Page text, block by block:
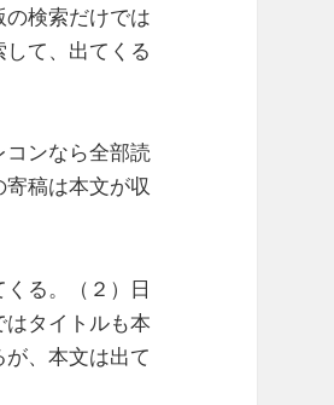
検索だけでは
て、出てくる
コンなら全部読
稿は本文が収
る。（２）日
タイトルも本
、本文は出て